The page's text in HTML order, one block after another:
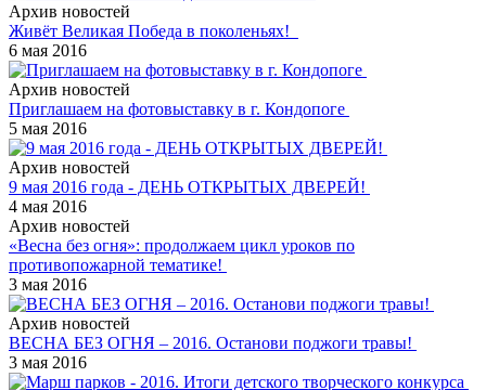
Архив новостей
Живёт Великая Победа в поколеньях!
6 мая 2016
Архив новостей
Приглашаем на фотовыставку в г. Кондопоге
5 мая 2016
Архив новостей
9 мая 2016 года - ДЕНЬ ОТКРЫТЫХ ДВЕРЕЙ!
4 мая 2016
Архив новостей
«Весна без огня»: продолжаем цикл уроков по
противопожарной тематике!
3 мая 2016
Архив новостей
ВЕСНА БЕЗ ОГНЯ – 2016. Останови поджоги травы!
3 мая 2016